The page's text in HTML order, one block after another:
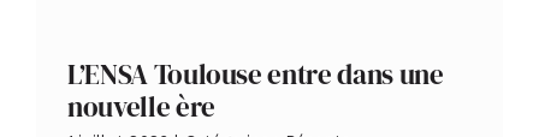
L’ENSA Toulouse entre dans une
nouvelle ère